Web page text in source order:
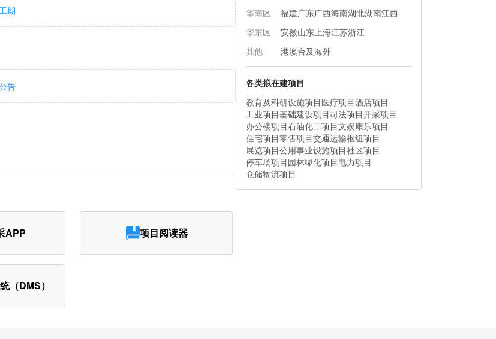
期
告
APP 项目阅读器
（DMS）
华南区
福建广东广西海南湖北湖南江西
华东区
安徽山东上海江苏浙江
其他
港澳台及海外
各类拟在建项目
教育及科研设施项目医疗项目酒店项目
工业项目基础建设项目司法项目开采项目
办公楼项目石油化工项目文娱康乐项目
住宅项目零售项目交通运输枢纽项目
展览项目公用事业设施项目社区项目
停车场项目园林绿化项目电力项目
仓储物流项目